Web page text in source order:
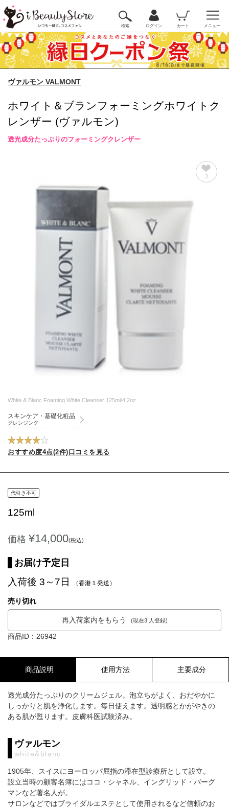
検索 ログイン カート メニュー
ヴァルモン VALMONT
ホワイト＆ブランフォーミングホワイトク
レンザー (ヴァルモン)
透光成分たっぷりのフォーミングクレンザー
3
White & Blanc Foaming White Cleanser 125ml/4.2oz
スキンケア・基礎化粧品
クレンジング
おすすめ度4点(2件)口コミを見る
代引き不可
125ml
価格 ¥14,000(税込)
お届け予定日
入荷後 3～7日 （香港１発送）
売り切れ
再入荷案内をもらう (現在3 人登録)
商品ID：26942
商品説明 使用方法 主要成分
透光成分たっぷりのクリームジェル。泡立ちがよく、おだやかに
しっかりと肌を浄化します。毎日使えます。透明感とかがやきの
ある肌が甦ります。皮膚科医試験済み。
ヴァルモン
white&blanc
1905年、スイスにヨーロッパ屈指の滞在型診療所として設立。
設立当時の顧客名簿にはココ・シャネル、イングリッド・バーグ
マンなど著名人が。
サロンなどではブライダルエステとして使用されるなど信頼のお